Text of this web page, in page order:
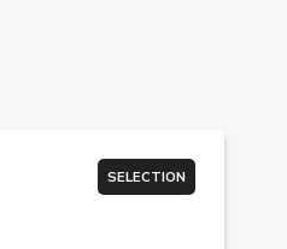
SELECTION